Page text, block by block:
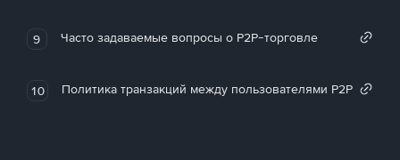
9 Часто задаваемые вопросы о P2P-торговле
10 Политика транзакций между пользователями P2P